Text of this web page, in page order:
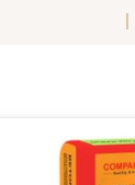
|